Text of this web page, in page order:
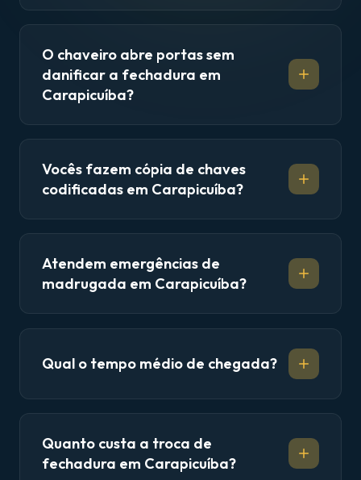
O chaveiro abre portas sem
danificar a fechadura em
Carapicuíba?
Vocês fazem cópia de chaves
codificadas em Carapicuíba?
Atendem emergências de
madrugada em Carapicuíba?
Qual o tempo médio de chegada?
Quanto custa a troca de
fechadura em Carapicuíba?